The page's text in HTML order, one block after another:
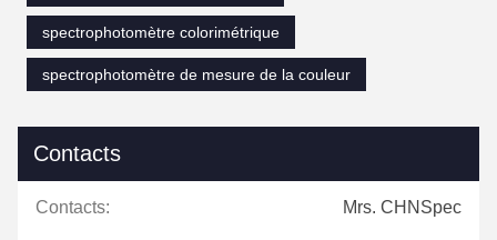
spectrophotomètre colorimétrique
spectrophotomètre de mesure de la couleur
Contacts
Contacts: Mrs. CHNSpec